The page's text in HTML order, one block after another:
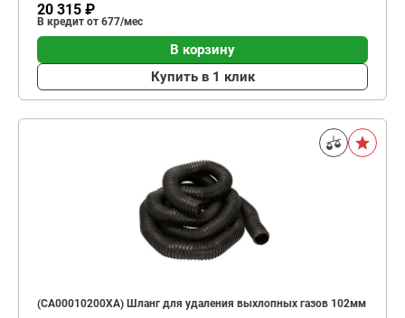
20 315 ₽
В кредит от 677/мес
В корзину
Купить в 1 клик
(CA00010200XA) Шланг для удаления выхлопных газов 102мм